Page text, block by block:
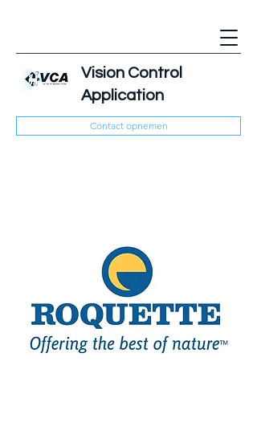
Vision Control
Application
Contact opnemen